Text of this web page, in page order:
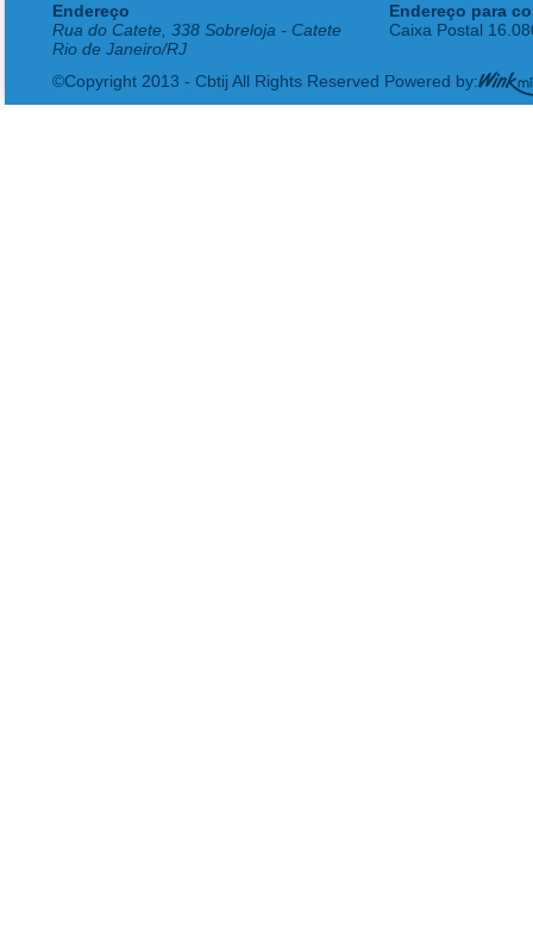
Endereço
Rua do Catete, 338 Sobreloja - Catete
Rio de Janeiro/RJ
Endereço para
Caixa Postal
©Copyright 2013 - Cbtij All Rights Reserved Powered by: